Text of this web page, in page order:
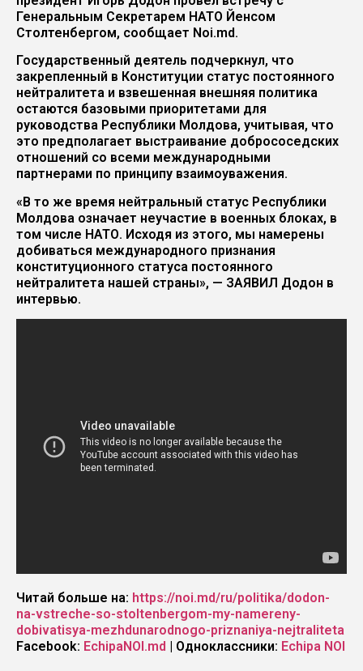
Генеральным Секретарем НАТО Йенсом
Столтенбергом, сообщает Noi.md.
Государственный деятель подчеркнул, что
закрепленный в Конституции статус постоянного
нейтралитета и взвешенная внешняя политика
остаются базовыми приоритетами для
руководства Республики Молдова, учитывая, что
это предполагает выстраивание добрососедских
отношений со всеми международными
партнерами по принципу взаимоуважения.
«В то же время нейтральный статус Республики
Молдова означает неучастие в военных блоках, в
том числе НАТО. Исходя из этого, мы намерены
добиваться международного признания
конституционного статуса постоянного
нейтралитета нашей страны», — ЗАЯВИЛ Додон в
интервью.
Читай больше на: https://noi.md/ru/politika/dodon-
na-vstreche-so-stoltenbergom-my-namereny-
dobivatisya-mezhdunarodnogo-priznaniya-nejtraliteta
Facebook: EchipaNOI.md | Одноклассники: Echipa NOI